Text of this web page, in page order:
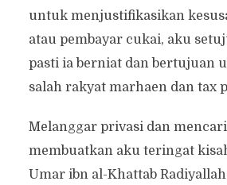
untuk menjustifikasikan
atau pembayar cukai, aku
pasti ia berniat dan bertujuan
salah rakyat marhaen dan tax
Melanggar privasi dan
membuatkan aku teringat
Umar ibn al-Khattab